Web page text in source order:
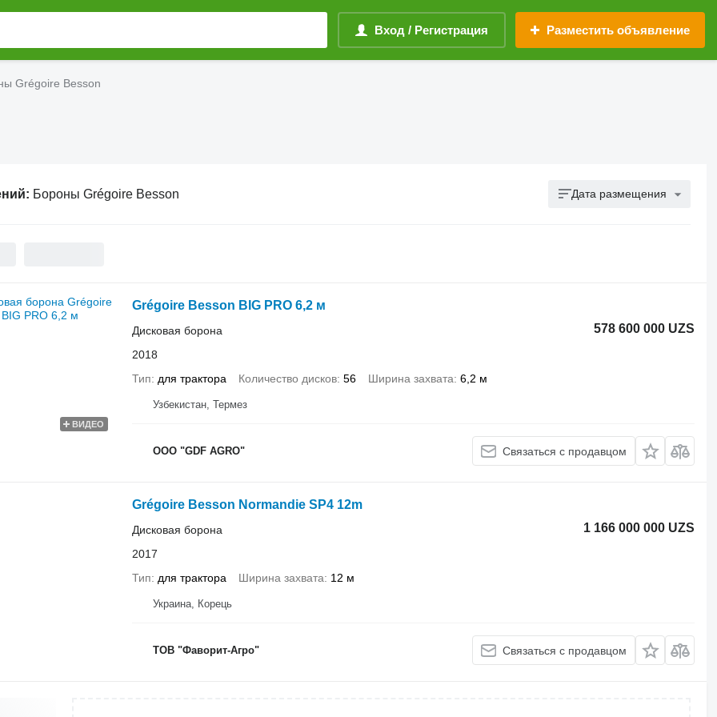
Вход / Регистрация Разместить объявление
Grégoire Besson
Бороны Grégoire Besson Дата размещения
ВИДЕО
Grégoire Besson BIG PRO 6,2 м
578 600 000 UZS
Дисковая борона
2018
Тип
для трактора Количество дисков 56 Ширина захвата 6,2 м
Узбекистан, Термез
ООО "GDF AGRO" Связаться с продавцом
Grégoire Besson Normandie SP4 12m
1 166 000 000 UZS
Дисковая борона
2017
Тип
для трактора Ширина захвата 12 м
Украина, Корець
ТОВ "Фаворит-Агро" Связаться с продавцом